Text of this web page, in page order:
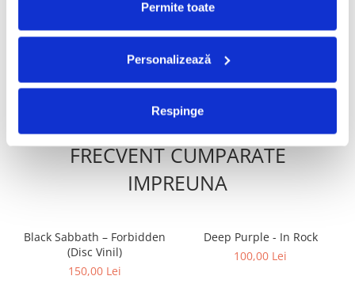
Permite toate
Personalizează
Respinge
Pink Floyd - The Later Years
250,00 Lei
Cristi Rigman - Concert În 4
160,00 Lei
FRECVENT CUMPARATE
IMPREUNA
Black Sabbath – Forbidden
(Disc Vinil)
150,00 Lei
Deep Purple - In Rock
100,00 Lei